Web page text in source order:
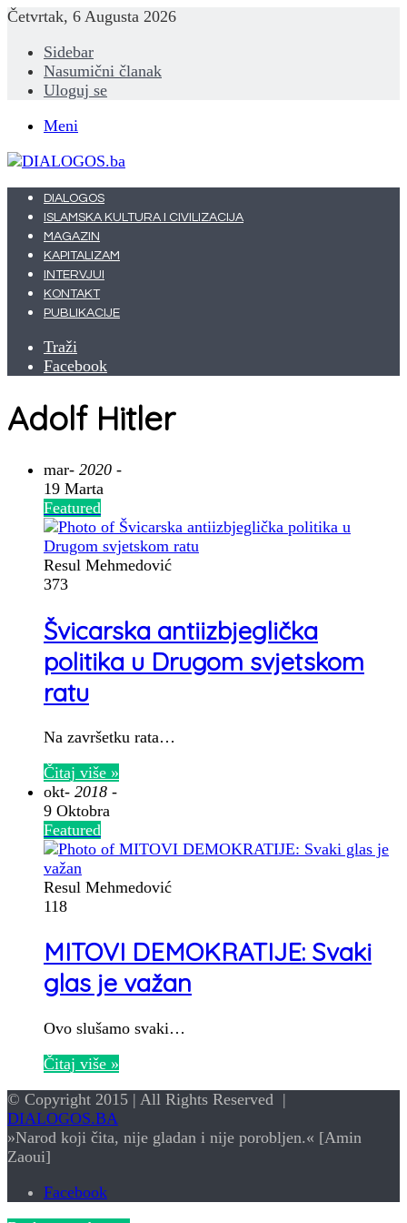
Četvrtak, 6 Augusta 2026
Sidebar
Nasumični članak
Uloguj se
Meni
DIALOGOS
ISLAMSKA KULTURA I CIVILIZACIJA
MAGAZIN
KAPITALIZAM
INTERVJUI
KONTAKT
PUBLIKACIJE
Traži
Facebook
Adolf Hitler
mar- 2020 -
19 Marta
Featured
Resul Mehmedović
373
Švicarska antiizbjeglička
politika u Drugom svjetskom
ratu
Na završetku rata…
Čitaj više »
okt- 2018 -
9 Oktobra
Featured
Resul Mehmedović
118
MITOVI DEMOKRATIJE: Svaki
glas je važan
Ovo slušamo svaki…
Čitaj više »
© Copyright 2015 | All Rights Reserved |
DIALOGOS.BA
»Narod koji čita, nije gladan i nije porobljen.« [Amin
Zaoui]
Facebook